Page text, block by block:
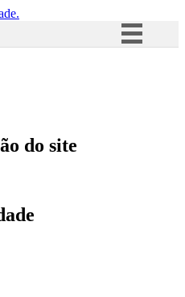
Acesso à informação
do site